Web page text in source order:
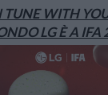
WITH
LG È A IFA